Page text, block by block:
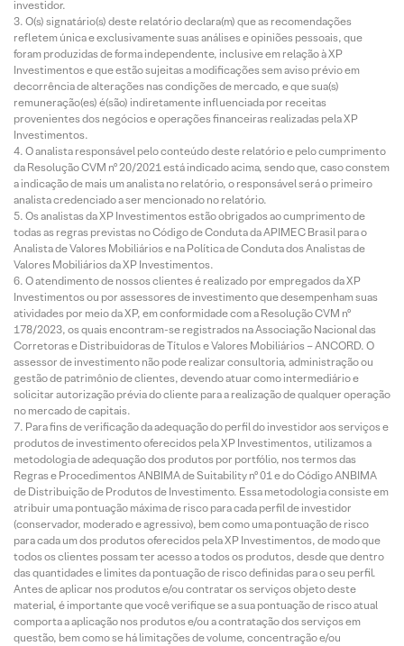
investidor.
O(s) signatário(s) deste relatório declara(m) que as recomendações
refletem única e exclusivamente suas análises e opiniões pessoais, que
foram produzidas de forma independente, inclusive em relação à XP
Investimentos e que estão sujeitas a modificações sem aviso prévio em
decorrência de alterações nas condições de mercado, e que sua(s)
remuneração(es) é(são) indiretamente influenciada por receitas
provenientes dos negócios e operações financeiras realizadas pela XP
Investimentos.
O analista responsável pelo conteúdo deste relatório e pelo cumprimento
da Resolução CVM nº 20/2021 está indicado acima, sendo que, caso constem
a indicação de mais um analista no relatório, o responsável será o primeiro
analista credenciado a ser mencionado no relatório.
Os analistas da XP Investimentos estão obrigados ao cumprimento de
todas as regras previstas no Código de Conduta da APIMEC Brasil para o
Analista de Valores Mobiliários e na Política de Conduta dos Analistas de
Valores Mobiliários da XP Investimentos.
O atendimento de nossos clientes é realizado por empregados da XP
Investimentos ou por assessores de investimento que desempenham suas
atividades por meio da XP, em conformidade com a Resolução CVM nº
178/2023, os quais encontram-se registrados na Associação Nacional das
Corretoras e Distribuidoras de Títulos e Valores Mobiliários – ANCORD. O
assessor de investimento não pode realizar consultoria, administração ou
gestão de patrimônio de clientes, devendo atuar como intermediário e
solicitar autorização prévia do cliente para a realização de qualquer operação
no mercado de capitais.
Para fins de verificação da adequação do perfil do investidor aos serviços e
produtos de investimento oferecidos pela XP Investimentos, utilizamos a
metodologia de adequação dos produtos por portfólio, nos termos das
Regras e Procedimentos ANBIMA de Suitability nº 01 e do Código ANBIMA
de Distribuição de Produtos de Investimento. Essa metodologia consiste em
atribuir uma pontuação máxima de risco para cada perfil de investidor
(conservador, moderado e agressivo), bem como uma pontuação de risco
para cada um dos produtos oferecidos pela XP Investimentos, de modo que
todos os clientes possam ter acesso a todos os produtos, desde que dentro
das quantidades e limites da pontuação de risco definidas para o seu perfil.
Antes de aplicar nos produtos e/ou contratar os serviços objeto deste
material, é importante que você verifique se a sua pontuação de risco atual
comporta a aplicação nos produtos e/ou a contratação dos serviços em
questão, bem como se há limitações de volume, concentração e/ou